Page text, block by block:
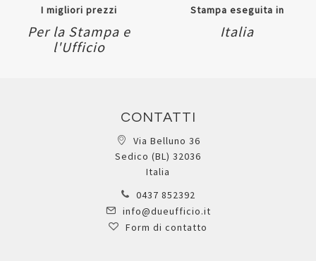
I migliori prezzi
Per la Stampa e
l'Ufficio
Stampa eseguita in
Italia
CONTATTI
Via Belluno 36
Sedico (BL) 32036
Italia
0437 852392
info@dueufficio.it
Form di contatto